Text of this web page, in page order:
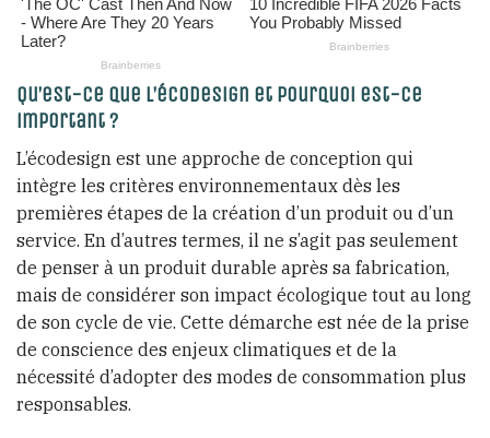
Qu’est-ce que l’écodesign et pourquoi est-ce
important ?
L’écodesign est une approche de conception qui
intègre les critères environnementaux dès les
premières étapes de la création d’un produit ou d’un
service. En d’autres termes, il ne s’agit pas seulement
de penser à un produit durable après sa fabrication,
mais de considérer son impact écologique tout au long
de son cycle de vie. Cette démarche est née de la prise
de conscience des enjeux climatiques et de la
nécessité d’adopter des modes de consommation plus
responsables.